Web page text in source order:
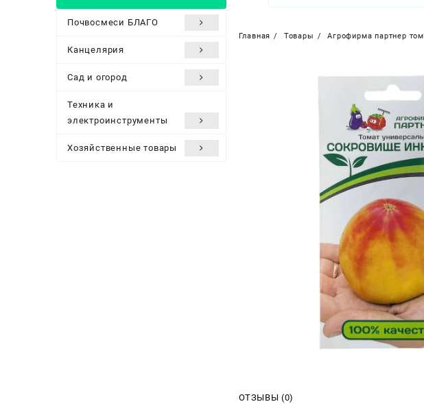
Почвосмеси БЛАГО
Канцелярия
Сад и огород
Техника и
электроинструменты
Хозяйственные товары
Главная Товары Агрофирма партнер
ОТЗЫВЫ (0)